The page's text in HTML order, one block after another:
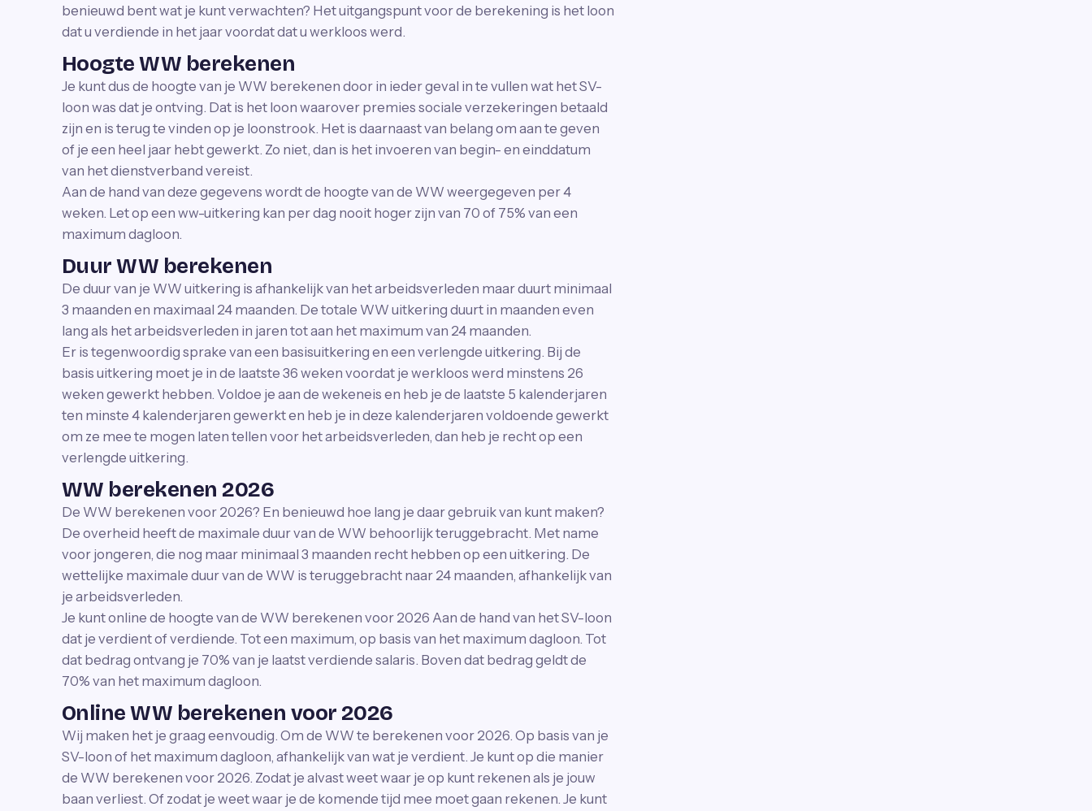
benieuwd bent wat je kunt verwachten? Het uitgangspunt voor de berekening is het loon
dat u verdiende in het jaar voordat dat u werkloos werd.
Hoogte WW berekenen
Je kunt dus de hoogte van je WW berekenen door in ieder geval in te vullen wat het SV-
loon was dat je ontving. Dat is het loon waarover premies sociale verzekeringen betaald
zijn en is terug te vinden op je loonstrook. Het is daarnaast van belang om aan te geven
of je een heel jaar hebt gewerkt. Zo niet, dan is het invoeren van begin- en einddatum
van het dienstverband vereist.
Aan de hand van deze gegevens wordt de hoogte van de WW weergegeven per 4
weken. Let op een ww-uitkering kan per dag nooit hoger zijn van 70 of 75% van een
maximum dagloon.
Duur WW berekenen
De duur van je WW uitkering is afhankelijk van het arbeidsverleden maar duurt minimaal
3 maanden en maximaal 24 maanden. De totale WW uitkering duurt in maanden even
lang als het arbeidsverleden in jaren tot aan het maximum van 24 maanden.
Er is tegenwoordig sprake van een basisuitkering en een verlengde uitkering. Bij de
basis uitkering moet je in de laatste 36 weken voordat je werkloos werd minstens 26
weken gewerkt hebben. Voldoe je aan de wekeneis en heb je de laatste 5 kalenderjaren
ten minste 4 kalenderjaren gewerkt en heb je in deze kalenderjaren voldoende gewerkt
om ze mee te mogen laten tellen voor het arbeidsverleden, dan heb je recht op een
verlengde uitkering.
WW berekenen 2026
De WW berekenen voor 2026? En benieuwd hoe lang je daar gebruik van kunt maken?
De overheid heeft de maximale duur van de WW behoorlijk teruggebracht. Met name
voor jongeren, die nog maar minimaal 3 maanden recht hebben op een uitkering. De
wettelijke maximale duur van de WW is teruggebracht naar 24 maanden, afhankelijk van
je arbeidsverleden.
Je kunt online de hoogte van de WW berekenen voor 2026 Aan de hand van het SV-loon
dat je verdient of verdiende. Tot een maximum, op basis van het maximum dagloon. Tot
dat bedrag ontvang je 70% van je laatst verdiende salaris. Boven dat bedrag geldt de
70% van het maximum dagloon.
Online WW berekenen voor 2026
Wij maken het je graag eenvoudig. Om de WW te berekenen voor 2026. Op basis van je
SV-loon of het maximum dagloon, afhankelijk van wat je verdient. Je kunt op die manier
de WW berekenen voor 2026. Zodat je alvast weet waar je op kunt rekenen als je jouw
baan verliest. Of zodat je weet waar je de komende tijd mee moet gaan rekenen. Je kunt